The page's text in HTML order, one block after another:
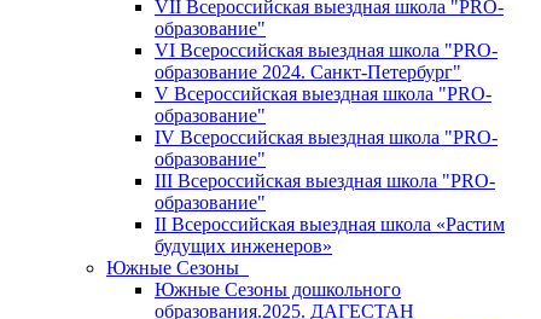
VII Всероссийская выездная школа "PRO-
образование"
VI Всероссийская выездная школа "PRO-
образование 2024. Санкт-Петербург"
V Всероссийская выездная школа "PRO-
образование"
IV Всероссийская выездная школа "PRO-
образование"
III Всероссийская выездная школа "PRO-
образование"
II Всероссийская выездная школа «Растим
будущих инженеров»
Южные Сезоны
Южные Сезоны дошкольного
образования.2025. ДАГЕСТАН